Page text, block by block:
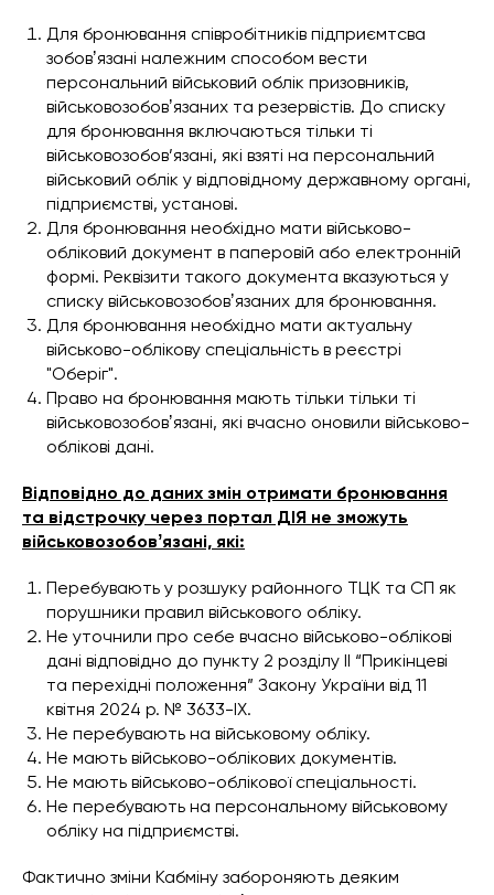
Для бронювання співробітників підприємтсва
зобовʼязані належним способом вести
персональний військовий облік призовників,
військовозобовʼязаних та резервістів. До списку
для бронювання включаються тільки ті
військовозобов’язані, які взяті на персональний
військовий облік у відповідному державному органі,
підприємстві, установі.
Для бронювання необхідно мати військово-
обліковий документ в паперовій або електронній
формі. Реквізити такого документа вказуються у
списку військовозобовʼязаних для бронювання.
Для бронювання необхідно мати актуальну
військово-облікову спеціальність в реєстрі
"Оберіг".
Право на бронювання мають тільки тільки ті
військовозобовʼязані, які вчасно оновили військово-
облікові дані.
Відповідно до даних змін отримати бронювання
та відстрочку через портал ДІЯ не зможуть
військовозобовʼязані, які:
Перебувають у розшуку районного ТЦК та СП як
порушники правил військового обліку.
Не уточнили про себе вчасно військово-облікові
дані відповідно до пункту 2 розділу II “Прикінцеві
та перехідні положення” Закону України від 11
квітня 2024 р. № 3633-IX.
Не перебувають на військовому обліку.
Не мають військово-облікових документів.
Не мають військово-облікової спеціальності.
Не перебувають на персональному військовому
обліку на підприємстві.
Фактично зміни Кабміну забороняють деяким